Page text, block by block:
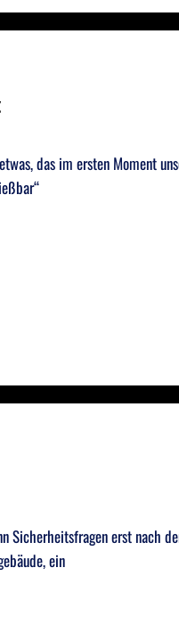
das im ersten Moment
Sicherheitsfragen erst nach
ein